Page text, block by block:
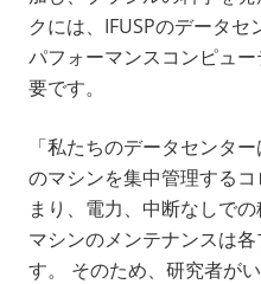
クには、IFUSPのデータ
パフォーマンスコンピュ
要です。
「私たちのデータセンタ
のマシンを集中管理する
まり、電力、中断なしで
マシンのメンテナンスは
す。 そのため、研究者が